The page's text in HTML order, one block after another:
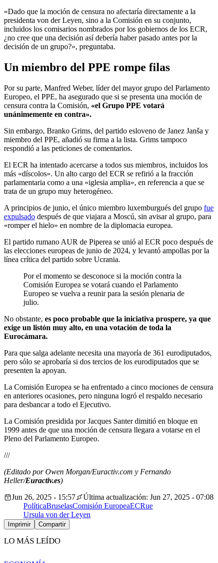
«Dado que la moción de censura no afectaría directamente a la
presidenta von der Leyen, sino a la Comisión en su conjunto,
incluidos los comisarios nombrados por los gobiernos de los ECR,
¿no cree que una decisión así debería haber pasado antes por la
decisión de un grupo?», preguntaba.
Un miembro del PPE rompe filas
Por su parte, Manfred Weber, líder del mayor grupo del Parlamento
Europeo, el PPE, ha asegurado que si se presenta una moción de
censura contra la Comisión, «el Grupo PPE votará
unánimemente en contra».
Sin embargo, Branko Grims, del partido esloveno de Janez Janša y
miembro del PPE, añadió su firma a la lista. Grims tampoco
respondió a las peticiones de comentarios.
El ECR ha intentado acercarse a todos sus miembros, incluidos los
más «díscolos». Un alto cargo del ECR se refirió a la fracción
parlamentaria como a una «iglesia amplia», en referencia a que se
trata de un grupo muy heterogéneo.
A principios de junio, el único miembro luxemburgués del grupo fue
expulsado después de que viajara a Moscú, sin avisar al grupo, para
«romper el hielo» en nombre de la diplomacia europea.
El partido rumano AUR de Piperea se unió al ECR poco después de
las elecciones europeas de junio de 2024, y levantó ampollas por la
línea crítica del partido sobre Ucrania.
Por el momento se desconoce si la moción contra la
Comisión Europea se votará cuando el Parlamento
Europeo se vuelva a reunir para la sesión plenaria de
julio.
No obstante, es poco probable que la iniciativa prospere, ya que
exige un listón muy alto, en una votación de toda la
Eurocámara.
Para que salga adelante necesita una mayoría de 361 eurodiputados,
pero sólo se aprobaría si dos tercios de los eurodiputados que se
presenten la apoyan.
La Comisión Europea se ha enfrentado a cinco mociones de censura
en anteriores ocasiones, pero ninguna logró el respaldo necesario
para desbancar a todo el Ejecutivo.
La Comisión presidida por Jacques Santer dimitió en bloque en
1999 antes de que una moción de censura llegara a votarse en el
Pleno del Parlamento Europeo.
///
(Editado por Owen Morgan/Euractiv.com y Fernando
Heller/Euractiv.es)
Jun 26, 2025 - 15:57
Última actualización: Jun 27, 2025 - 07:08
PolíticaBruselasComisión EuropeaECRue
Ursula von der Leyen
Imprimir Compartir
LO MÁS LEÍDO